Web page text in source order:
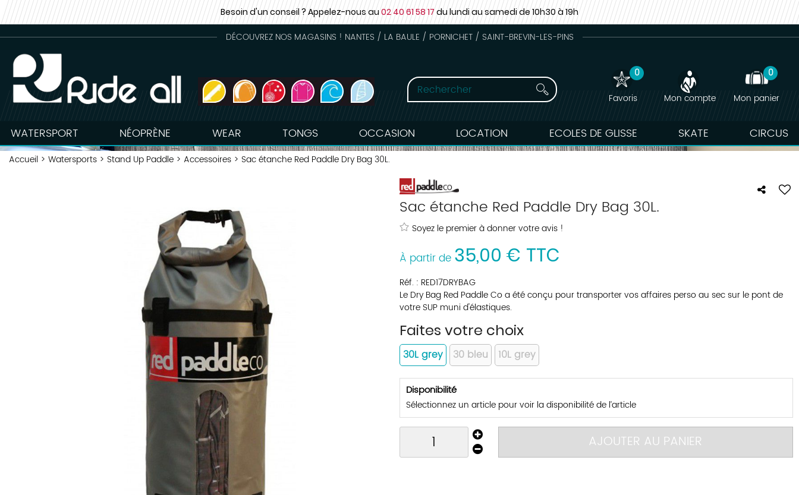
Besoin d'un conseil ? Appelez-nous au02 40 61 58 17 du lundi au samedide 10h30 à 19h
DÉCOUVREZ NOS MAGASINS ! NANTES / LA BAULE / PORNICHET / SAINT-BREVIN-LES-PINS
0
Favoris
Mon compte
0
Mon panier
WATERSPORT NÉOPRÈNE WEAR TONGS OCCASION LOCATION ECOLES DE GLISSE SKATE CIRCUS
Accueil > Watersports > Stand Up Paddle > Accessoires > Sac étanche Red Paddle Dry Bag 30L.
Sac étanche Red Paddle Dry Bag 30L.
Soyez le premier à donner votre avis !
À partir de 35,00 € TTC
Réf. : RED17DRYBAG
Le Dry Bag Red Paddle Co a été conçu pour transporter vos affaires perso au sec sur le pont de
votre SUP muni d'élastiques.
Faites votre choix
30L grey 30 bleu 10L grey
Disponibilité
Sélectionnez un article pour voir la disponibilité de l’article
AJOUTER AU PANIER